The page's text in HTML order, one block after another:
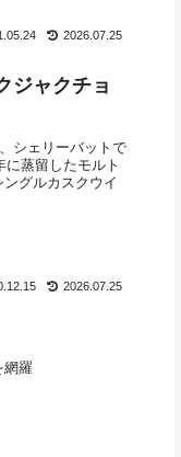
2026.07.25
ジャクチョ
シェリーバットで
蒸留したモルト
グルカスクウイ
2026.07.25
網羅